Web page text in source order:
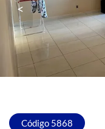
<
Código 5868